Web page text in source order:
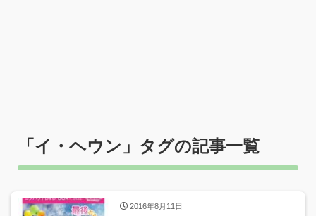
「イ・ヘウン 」タグの記事一覧
2016年8月11日